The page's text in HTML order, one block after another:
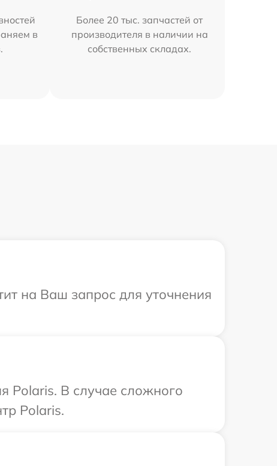
в
Более 20 тыс. запчастей от
производителя в наличии на
собственных складах.
на Ваш запрос для уточнения
Polaris. В случае сложного
Polaris.